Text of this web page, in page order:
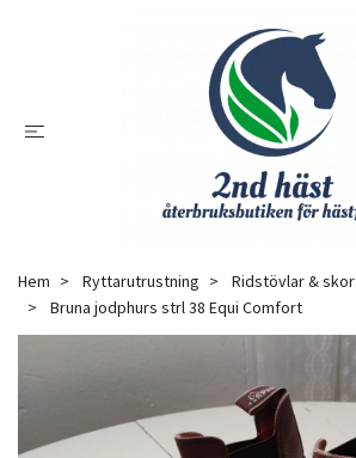
Hem Ryttarutrustning
Ridstövlar & skor
Bruna jodphurs strl 38 Equi Comfort